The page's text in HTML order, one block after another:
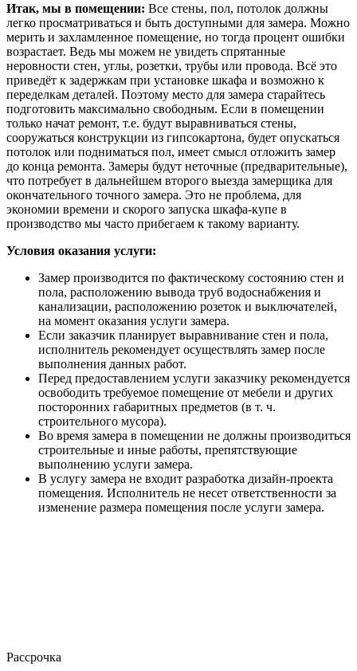
Итак, мы в помещении: Все стены, пол, потолок должны
легко просматриваться и быть доступными для замера. Можно
мерить и захламленное помещение, но тогда процент ошибки
возрастает. Ведь мы можем не увидеть спрятанные
неровности стен, углы, розетки, трубы или провода. Всё это
приведёт к задержкам при установке шкафа и возможно к
переделкам деталей. Поэтому место для замера старайтесь
подготовить максимально свободным. Если в помещении
только начат ремонт, т.е. будут выравниваться стены,
сооружаться конструкции из гипсокартона, будет опускаться
потолок или подниматься пол, имеет смысл отложить замер
до конца ремонта. Замеры будут неточные (предварительные),
что потребует в дальнейшем второго выезда замерщика для
окончательного точного замера. Это не проблема, для
экономии времени и скорого запуска шкафа-купе в
производство мы часто прибегаем к такому варианту.
Условия оказания услуги:
Замер производится по фактическому состоянию стен и
пола, расположению вывода труб водоснабжения и
канализации, расположению розеток и выключателей,
на момент оказания услуги замера.
Если заказчик планирует выравнивание стен и пола,
исполнитель рекомендует осуществлять замер после
выполнения данных работ.
Перед предоставлением услуги заказчику рекомендуется
освободить требуемое помещение от мебели и других
посторонних габаритных предметов (в т. ч.
строительного мусора).
Во время замера в помещении не должны производиться
строительные и иные работы, препятствующие
выполнению услуги замера.
В услугу замера не входит разработка дизайн-проекта
помещения. Исполнитель не несет ответственности за
изменение размера помещения после услуги замера.
Рассрочка